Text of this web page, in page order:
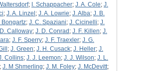
; I. Schappacher; J. A. Cole; J.
; J. A. Linzel ; J. A. Lowrie; J. Alba; J. B.
Bongartz; J. C. Spaziani; J. Cicinelli; J.
Calloway; J. D. Conrad ; J. F. Killen; J.
; J. F. Sperry; J. F. Traexler; J. G.
; J. Green; J. H. Cusack; J. Heller; J.
Collins; J. J. Leemon; J. J. Wilson; J. L.
; J. M Shmerling; J. M. Foley; J. McDevitt;